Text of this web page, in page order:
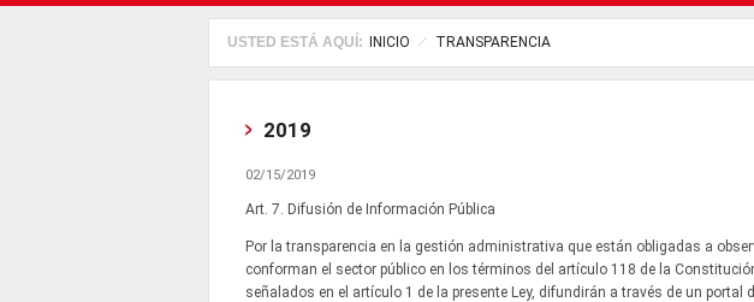
USTED ESTÁ AQUÍ: INICIO TRANSPARENCIA
2019
02/15/2019
Art. 7. Difusión de Información Pública
Por la transparencia en la gestión administrativa que están obligadas a
conforman el sector público en los términos del artículo 118 de la
señalados en el artículo 1 de la presente Ley, difundirán a través de un